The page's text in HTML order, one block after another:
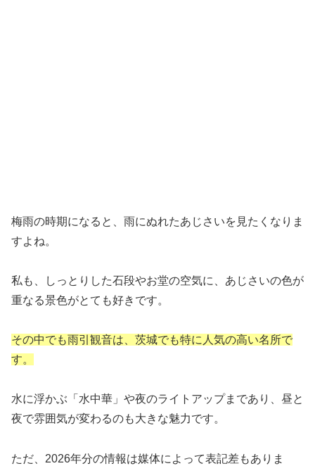
梅雨の時期になると、雨にぬれたあじさいを見たくなりま
すよね。
私も、しっとりした石段やお堂の空気に、あじさいの色が
重なる景色がとても好きです。
その中でも雨引観音は、茨城でも特に人気の高い名所で
す。
水に浮かぶ「水中華」や夜のライトアップまであり、昼と
夜で雰囲気が変わるのも大きな魅力です。
ただ、2026年分の情報は媒体によって表記差もありま